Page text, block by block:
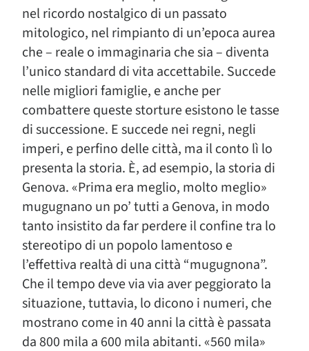
nel ricordo nostalgico di un passato
mitologico, nel rimpianto di un’epoca aurea
che – reale o immaginaria che sia – diventa
l’unico standard di vita accettabile. Succede
nelle migliori famiglie, e anche per
combattere queste storture esistono le tasse
di successione. E succede nei regni, negli
imperi, e perfino delle città, ma il conto lì lo
presenta la storia. È, ad esempio, la storia di
Genova. «Prima era meglio, molto meglio»
mugugnano un po’ tutti a Genova, in modo
tanto insistito da far perdere il confine tra lo
stereotipo di un popolo lamentoso e
l’effettiva realtà di una città “mugugnona”.
Che il tempo deve via via aver peggiorato la
situazione, tuttavia, lo dicono i numeri, che
mostrano come in 40 anni la città è passata
da 800 mila a 600 mila abitanti. «560 mila»